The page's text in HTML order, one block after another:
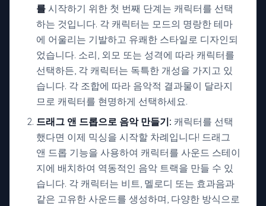
를 시작하기 위한 첫 번째 단계는 캐릭터를 선택
하는 것입니다. 각 캐릭터는 모드의 명랑한 테마
에 어울리는 기발하고 유쾌한 스타일로 디자인되
었습니다. 소리, 외모 또는 성격에 따라 캐릭터를
선택하든, 각 캐릭터는 독특한 개성을 가지고 있
습니다. 각 조합에 따라 음악적 결과물이 달라지
므로 캐릭터를 현명하게 선택하세요.
드래그 앤 드롭으로 음악 만들기: 캐릭터를 선택
했다면 이제 믹싱을 시작할 차례입니다! 드래그
앤 드롭 기능을 사용하여 캐릭터를 사운드 스테이
지에 배치하여 역동적인 음악 트랙을 만들 수 있
습니다. 각 캐릭터는 비트, 멜로디 또는 효과음과
같은 고유한 사운드를 생성하며, 다양한 방식으로